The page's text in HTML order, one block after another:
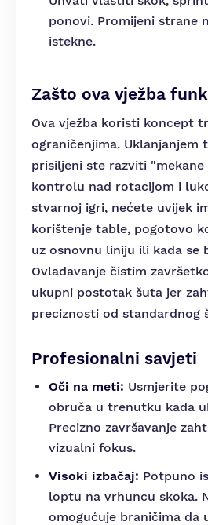
ponovi. Promijeni strane
istekne.
Zašto ova vježba
Ova vježba koristi koncept
ograničenjima. Uklanjanjem
prisiljeni ste razviti "mekane
kontrolu nad rotacijom i
stvarnoj igri, nećete uvijek
korištenje table, pogotovo
uz osnovnu liniju ili kada se
Ovladavanje čistim
ukupni postotak šuta jer
preciznosti od standardnog
Profesionalni savjeti
Oči na meti: Usmjerite
obruča u trenutku kada
Precizno završavanje
vizualni fokus.
Visoki izbačaj: Potpuno
loptu na vrhuncu skoka.
omogućuje braničima da